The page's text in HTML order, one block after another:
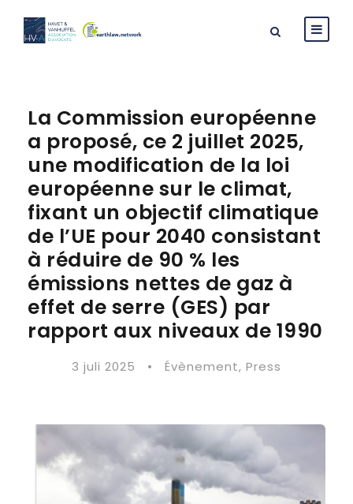
La Commission européenne
a proposé, ce 2 juillet 2025,
une modification de la loi
européenne sur le climat,
fixant un objectif climatique
de l’UE pour 2040 consistant
à réduire de 90 % les
émissions nettes de gaz à
effet de serre (GES) par
rapport aux niveaux de 1990
3 juli 2025 • Évènement, Press